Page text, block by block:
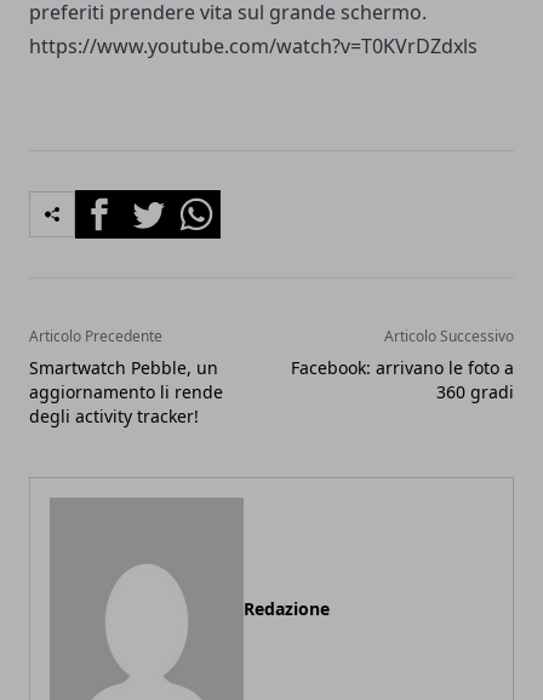
preferiti prendere vita sul grande schermo.
https://www.youtube.com/watch?v=T0KVrDZdxls
FacebookTwitterWhatsapp
Articolo Precedente
Smartwatch Pebble, un
aggiornamento li rende
degli activity tracker!
Articolo Successivo
Facebook: arrivano le foto a
360 gradi
Redazione